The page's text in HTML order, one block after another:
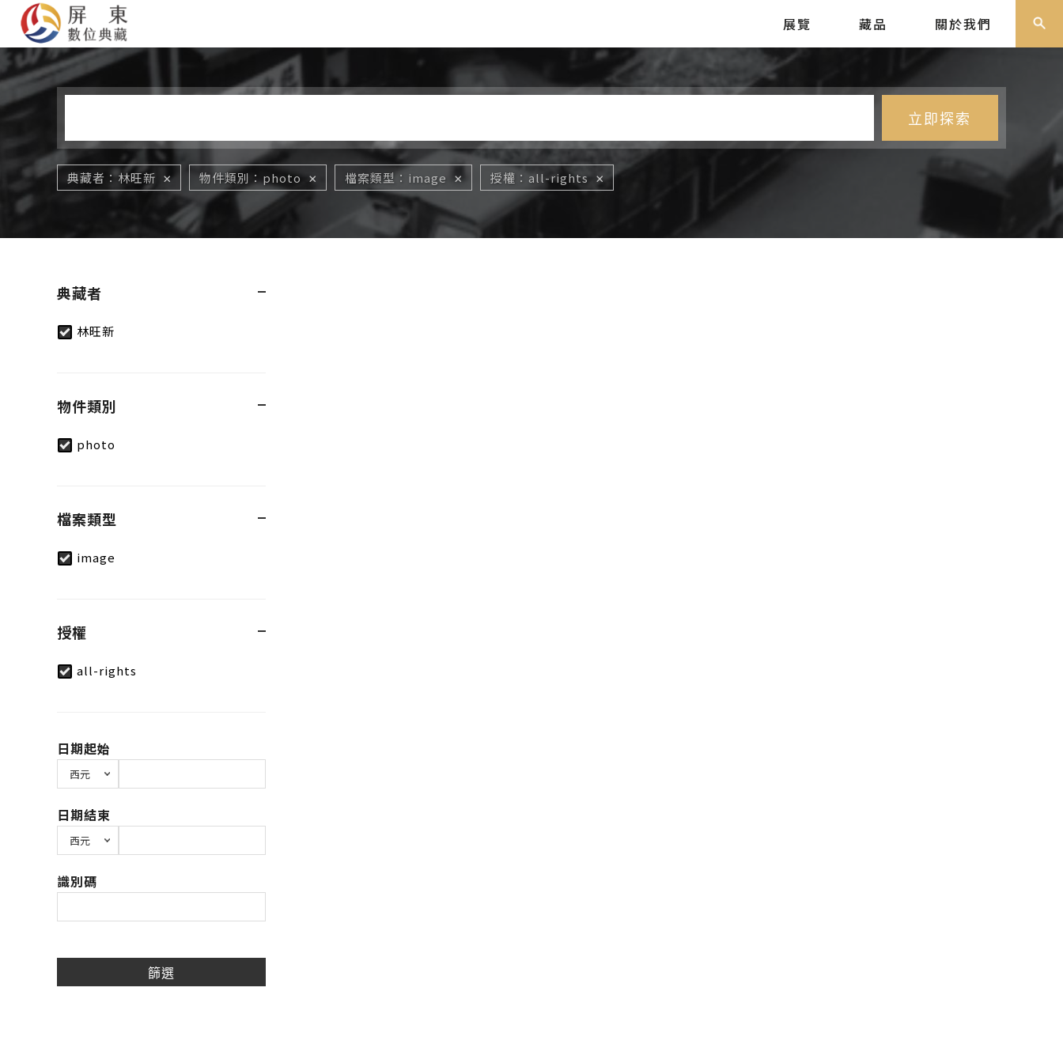
展覽 藏品 關於我們
您在這裡
典藏者 林旺新 物件類別 photo 檔案類型 image 授權 all-rights
典藏者
林旺新
物件類別
photo
檔案類型
image
授權
all-rights
日期起始
日期結束
識別碼